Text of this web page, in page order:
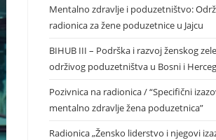
Mentalno zdravlje i poduzetništvo:
radionica za žene poduzetnice u Jajcu
BIHUB III – Podrška i razvoj ženskog
održivog poduzetništva u Bosni i
Pozivnica na radionica / “Specifični
mentalno zdravlje žena poduzetnica”
Radionica „Žensko liderstvo i njegovi